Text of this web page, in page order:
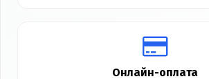
Онлайн-оплата